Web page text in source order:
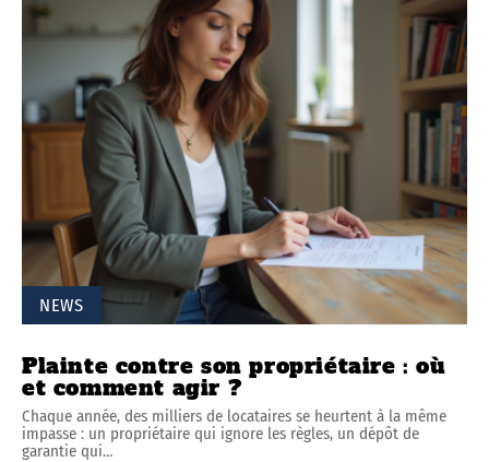
NEWS
Plainte contre son propriétaire : où
et comment agir ?
Chaque année, des milliers de locataires se heurtent à la même
impasse : un propriétaire qui ignore les règles, un dépôt de
garantie qui…